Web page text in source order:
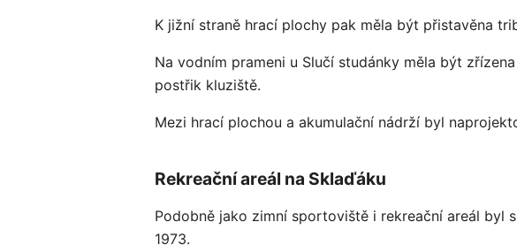
K jižní straně hrací plochy pak měla být přistavěna
Na vodním prameni u Slučí studánky měla být
postřik kluziště.
Mezi hrací plochou a akumulační nádrží byl
Rekreační areál na Sklaďáku
Podobně jako zimní sportoviště i rekreační areál byl
1973.